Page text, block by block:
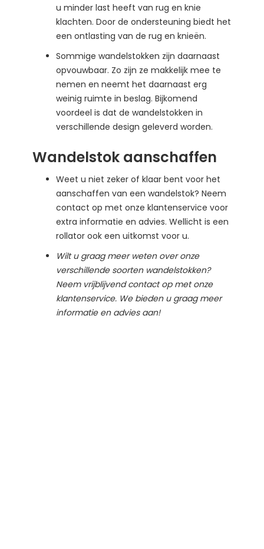
u minder last heeft van rug en knie
klachten. Door de ondersteuning biedt het
een ontlasting van de rug en knieën.
Sommige wandelstokken zijn daarnaast
opvouwbaar. Zo zijn ze makkelijk mee te
nemen en neemt het daarnaast erg
weinig ruimte in beslag. Bijkomend
voordeel is dat de wandelstokken in
verschillende design geleverd worden.
Wandelstok aanschaffen
Weet u niet zeker of klaar bent voor het
aanschaffen van een wandelstok? Neem
contact op met onze klantenservice voor
extra informatie en advies. Wellicht is een
rollator ook een uitkomst voor u.
Wilt u graag meer weten over onze
verschillende soorten wandelstokken?
Neem vrijblijvend contact op met onze
klantenservice. We bieden u graag meer
informatie en advies aan!